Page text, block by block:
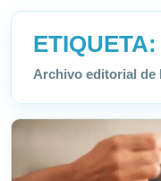
ETIQUETA:
Archivo editorial de